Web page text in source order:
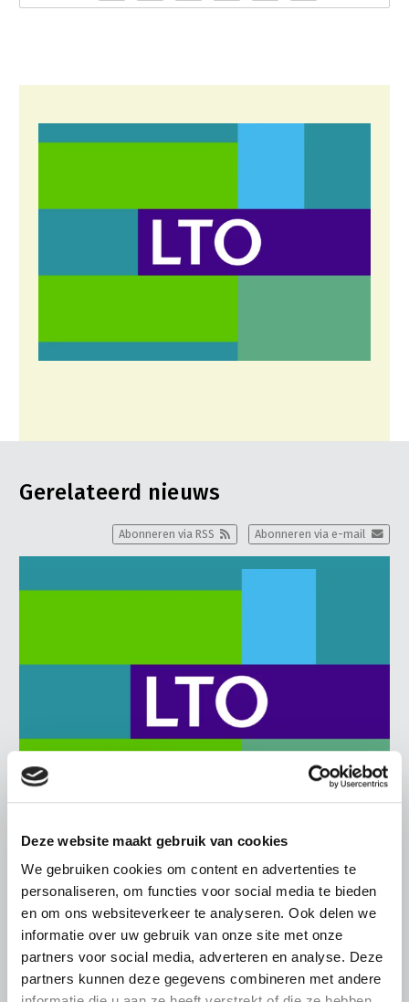
Deze website maakt gebruik van cookies
We gebruiken cookies om content en advertenties te
personaliseren, om functies voor social media te bieden
en om ons websiteverkeer te analyseren. Ook delen we
informatie over uw gebruik van onze site met onze
partners voor social media, adverteren en analyse. Deze
partners kunnen deze gegevens combineren met andere
Gerelateerd nieuws
Abonneren via e-mail
Abonneren via RSS
BELANGRIJKE INFORMATIE
6 AUGUSTUS 2026
LTO sluit aan bij demonstratie tegen
dreigende onteigening
pluimveehouders
ZLTO, LLTB, LTO Noord en LTO Nederland roepen hun